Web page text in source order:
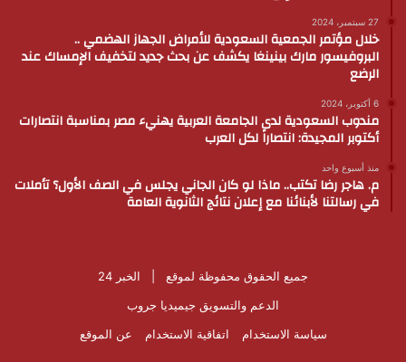
27 سبتمبر، 2024
خلال مؤتمر الجمعية السعودية للأمراض الجهاز الهضمي ..
البروفيسور مارك بينينغا يكشف عن بحث جديد لتخفيف الإمساك عند
الرضع
6 أكتوبر، 2024
مندوب السعودية لدى الجامعة العربية يهنيء مصر بمناسبة انتصارات
أكتوبر المجيدة: انتصاراً لكل العرب
منذ أسبوع واحد
م. هاجر رضا تكتب.. ماذا لو كان الجاني يجلس في الصف الأول؟ تأملات
في رسالتنا لأبنائنا مع إعلان نتائج الثانوية العامة
جميع الحقوق محفوظة لموقع | الخبر 24
الدعم والتسويق جيميديا جروب
سياسة الاستخدام
اتفاقية الاستخدام عن الموقع